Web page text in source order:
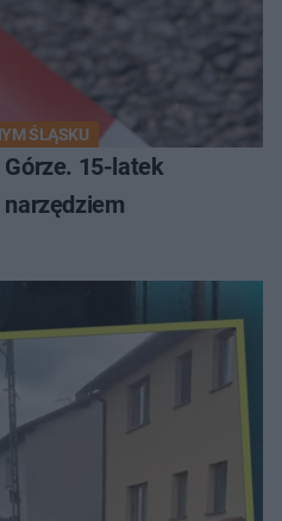
ŚLĄSKU
15-latek